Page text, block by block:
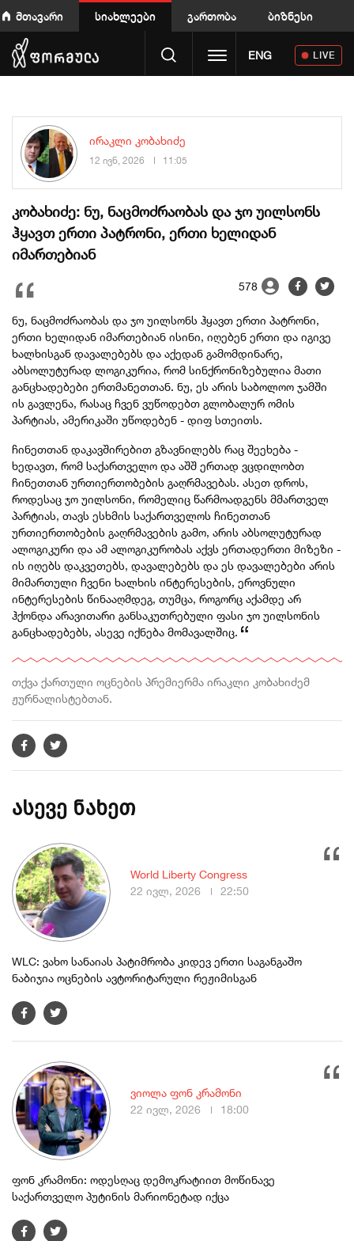
მთავარი სიახლეები გართობა ბიზნესი
Toggle navigation
ENG LIVE
ირაკლი კობახიძე
12 ივნ, 2026 11:05
კობახიძე: ნუ, ნაცმოძრაობას და ჯო უილსონს
ჰყავთ ერთი პატრონი, ერთი ხელიდან
იმართებიან
578
ნუ, ნაცმოძრაობას და ჯო უილსონს ჰყავთ ერთი პატრონი,
ერთი ხელიდან იმართებიან ისინი, იღებენ ერთი და იგივე
ხალხისგან დავალებებს და აქედან გამომდინარე,
აბსოლუტურად ლოგიკურია, რომ სინქრონიზებულია მათი
განცხადებები ერთმანეთთან. ნუ, ეს არის საბოლოო ჯამში
ის გავლენა, რასაც ჩვენ ვუწოდებთ გლობალურ ომის
პარტიას, ამერიკაში უწოდებენ - დიფ სთეითს.
ჩინეთთან დაკავშირებით გზავნილებს რაც შეეხება -
ხედავთ, რომ საქართველო და აშშ ერთად ვცდილობთ
ჩინეთთან ურთიერთობების გაღრმავებას. ასეთ დროს,
როდესაც ჯო უილსონი, რომელიც წარმოადგენს მმართველ
პარტიას, თავს ესხმის საქართველოს ჩინეთთან
ურთიერთობების გაღრმავების გამო, არის აბსოლუტურად
ალოგიკური და ამ ალოგიკურობას აქვს ერთადერთი მიზეზი -
ის იღებს დაკვეთებს, დავალებებს და ეს დავალებები არის
მიმართული ჩვენი ხალხის ინტერესების, ეროვნული
ინტერესების წინააღმდეგ, თუმცა, როგორც აქამდე არ
ჰქონდა არავითარი განსაკუთრებული ფასი ჯო უილსონის
განცხადებებს, ასევე იქნება მომავალშიც.
თქვა ქართული ოცნების პრემიერმა ირაკლი კობახიძემ
ჟურნალისტებთან.
ასევე ნახეთ
WLC: ვახო სანაიას პატიმრობა კიდევ ერთი საგანგაშო
ნაბიჯია ოცნების ავტორიტარული რეჟიმისგან
World Liberty Congress
22 ივლ, 2026
22:50
ფონ კრამონი: ოდესღაც დემოკრატიით მოწინავე
საქართველო პუტინის მარიონეტად იქცა
ვიოლა ფონ კრამონი
22 ივლ, 2026
18:00